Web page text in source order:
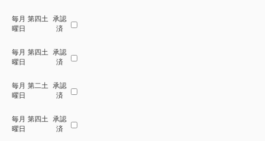
毎月 第四土
曜日
承認
済
毎月 第四土
曜日
承認
済
毎月 第二土
曜日
承認
済
毎月 第四土
曜日
承認
済